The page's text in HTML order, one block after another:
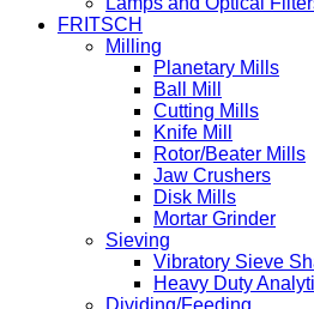
FRITSCH
Milling
Planetary Mills
Ball Mill
Cutting Mills
Knife Mill
Rotor/Beater Mills
Jaw Crushers
Disk Mills
Mortar Grinder
Sieving
Vibratory Sieve
Heavy Duty
Dividing/Feeding